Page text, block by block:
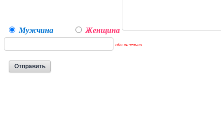
Мужчина Женщина
обязательно